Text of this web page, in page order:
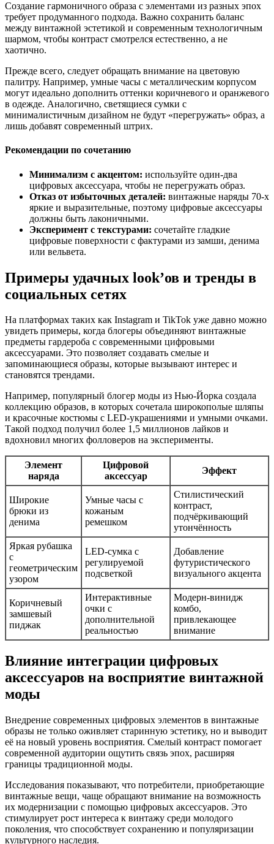
Создание гармоничного образа с элементами из разных эпох
требует продуманного подхода. Важно сохранить баланс
между винтажной эстетикой и современным технологичным
шармом, чтобы контраст смотрелся естественно, а не
хаотично.
Прежде всего, следует обращать внимание на цветовую
палитру. Например, умные часы с металлическим корпусом
могут идеально дополнить оттенки коричневого и оранжевого
в одежде. Аналогично, светящиеся сумки с
минималистичным дизайном не будут «перегружать» образ, а
лишь добавят современный штрих.
Рекомендации по сочетанию
Минимализм с акцентом: используйте один-два
цифровых аксессуара, чтобы не перегружать образ.
Отказ от избыточных деталей: винтажные наряды 70-х
яркие и выразительные, поэтому цифровые аксессуары
должны быть лаконичными.
Эксперимент с текстурами: сочетайте гладкие
цифровые поверхности с фактурами из замши, денима
или вельвета.
Примеры удачных look’ов и тренды в
социальных сетях
На платформах таких как Instagram и TikTok уже давно можно
увидеть примеры, когда блогеры объединяют винтажные
предметы гардероба с современными цифровыми
аксессуарами. Это позволяет создавать смелые и
запоминающиеся образы, которые вызывают интерес и
становятся трендами.
Например, популярный блогер моды из Нью-Йорка создала
коллекцию образов, в которых сочетала широкополые шляпы
и красочные костюмы с LED-украшениями и умными очками.
Такой подход получил более 1,5 миллионов лайков и
вдохновил многих фолловеров на эксперименты.
Элемент
наряда
Цифровой
аксессуар
Эффект
Широкие
брюки из
денима
Умные часы с
кожаным
ремешком
Стилистический
контраст,
подчёркивающий
утончённость
Яркая рубашка
с
геометрическим
узором
LED-сумка с
регулируемой
подсветкой
Добавление
футуристического
визуального акцента
Коричневый
замшевый
пиджак
Интерактивные
очки с
дополнительной
реальностью
Модерн-винидж
комбо,
привлекающее
внимание
Влияние интеграции цифровых
аксессуаров на восприятие винтажной
моды
Внедрение современных цифровых элементов в винтажные
образы не только оживляет старинную эстетику, но и выводит
её на новый уровень восприятия. Смелый контраст помогает
современной аудитории ощутить связь эпох, расширяя
границы традиционной моды.
Исследования показывают, что потребители, приобретающие
винтажные вещи, чаще обращают внимание на возможность
их модернизации с помощью цифровых аксессуаров. Это
стимулирует рост интереса к винтажу среди молодого
поколения, что способствует сохранению и популяризации
культурного наследия.